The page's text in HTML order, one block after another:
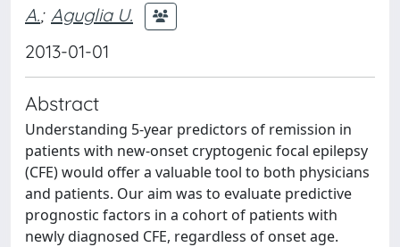
A.; Aguglia U.
2013-01-01
Abstract
Understanding 5-year predictors of remission in
patients with new-onset cryptogenic focal epilepsy
(CFE) would offer a valuable tool to both physicians
and patients. Our aim was to evaluate predictive
prognostic factors in a cohort of patients with
newly diagnosed CFE, regardless of onset age.